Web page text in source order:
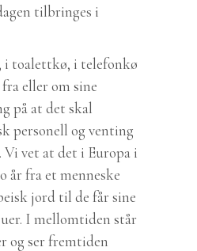
tilbringes i
toalettkø, i telefonkø
eller om sine
på at det skal
personell og venting
Vi vet at det i Europa i
år fra et menneske
jord til de får sine
I mellomtiden står
og ser fremtiden